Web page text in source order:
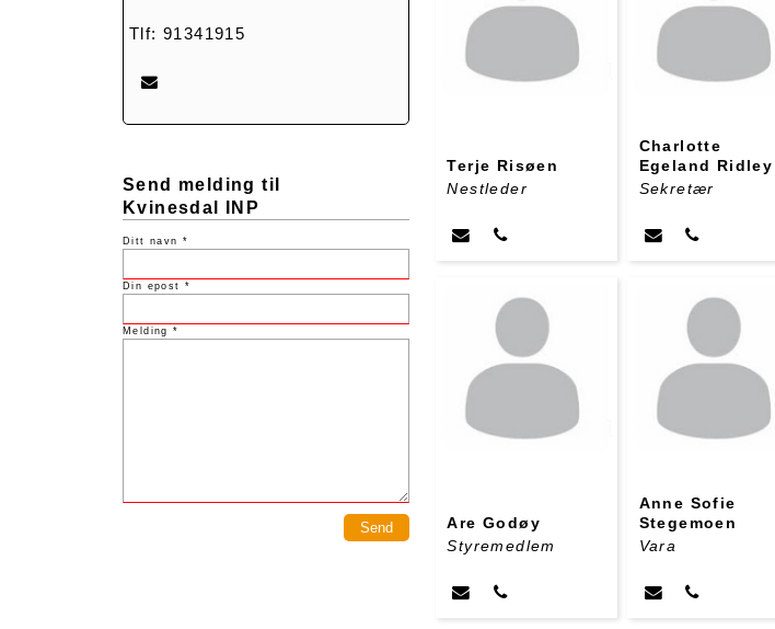
Terje Risøen
Nestleder
Charlotte
Egeland Ridley
Sekretær
Are Godøy
Styremedlem
Anne Sofie
Stegemoen
Vara
Tlf: 91341915
Send melding til
Kvinesdal INP
Ditt navn *
Din epost *
Melding *